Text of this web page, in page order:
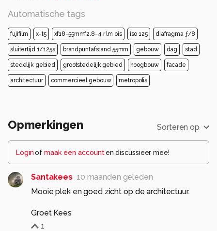
Automatische tags
fujifilm x-t5 xf18-55mmf2.8-4 r lm ois iso 125 diafragma ƒ/8
sluitertijd 1/125s brandpuntafstand 55mm gebouw dag stad
stedelijk gebied grootstedelijk gebied hoogbouw facade
architectuur commercieel gebouw metropolis
Opmerkingen Sorteren op
Loginof maak een account en discussieer mee!
Santakees 10 maanden geleden
Mooie plek en goed zicht op de architectuur.
Groet Kees
1